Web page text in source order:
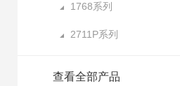
1768系列
2711P系列
查看全部产品